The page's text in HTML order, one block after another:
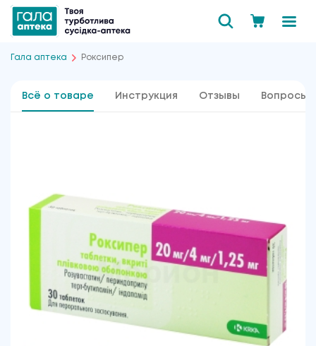
Гала аптека Роксипер
Всё о товаре Инструкция Отзывы Вопросы